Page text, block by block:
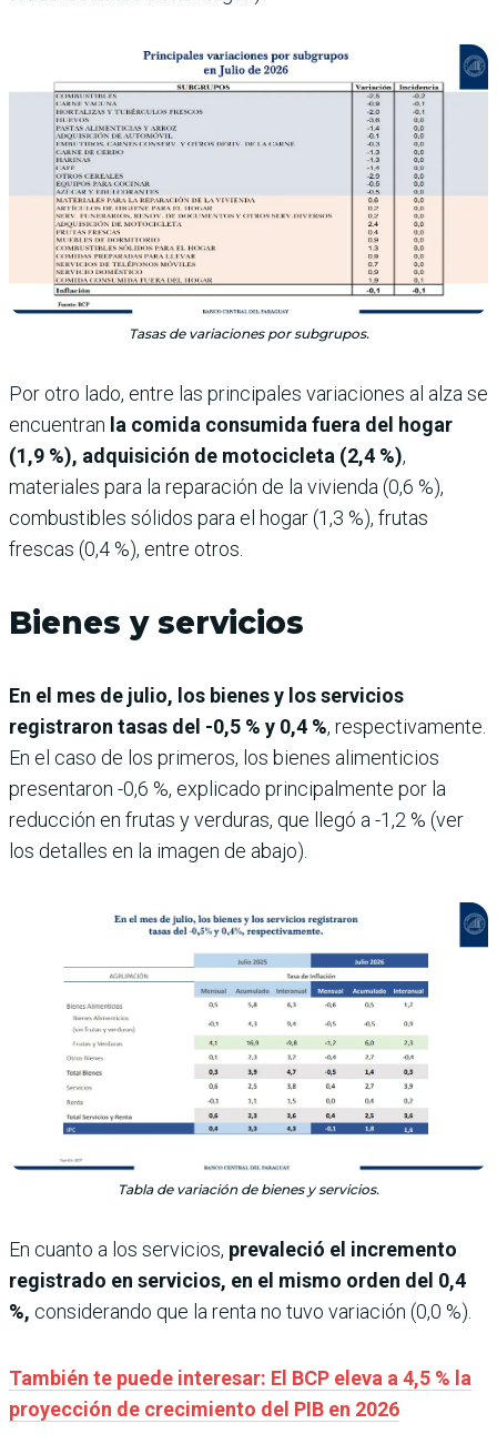
Tasas de variaciones por subgrupos.
Por otro lado, entre las principales variaciones al alza se
encuentran la comida consumida fuera del hogar
(1,9 %), adquisición de motocicleta (2,4 %),
materiales para la reparación de la vivienda (0,6 %),
combustibles sólidos para el hogar (1,3 %), frutas
frescas (0,4 %), entre otros.
Bienes y servicios
En el mes de julio, los bienes y los servicios
registraron tasas del -0,5 % y 0,4 %, respectivamente.
En el caso de los primeros, los bienes alimenticios
presentaron -0,6 %, explicado principalmente por la
reducción en frutas y verduras, que llegó a -1,2 % (ver
los detalles en la imagen de abajo).
Tabla de variación de bienes y servicios.
En cuanto a los servicios, prevaleció el incremento
registrado en servicios, en el mismo orden del 0,4
%, considerando que la renta no tuvo variación (0,0 %).
También te puede interesar: El BCP eleva a 4,5 % la
proyección de crecimiento del PIB en 2026